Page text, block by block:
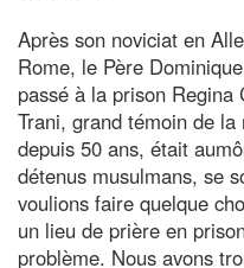
Après son noviciat en
Rome, le Père
passé à la prison
Trani, grand témoin de
depuis 50 ans, était
détenus musulmans, se
voulions faire quelque
un lieu de prière en
problème. Nous avons